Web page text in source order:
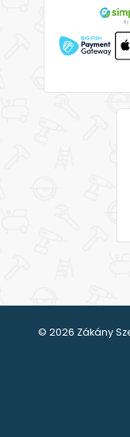
© 2026 Zákány